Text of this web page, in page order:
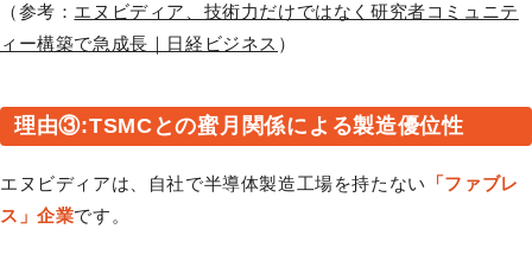
（参考： エヌビディア、技術力だけではなく研究者コミュニテ
ィー構築で急成長｜日経ビジネス ）
理由③:TSMCとの蜜月関係による製造優位性
エヌビディアは、自社で半導体製造工場を持たない
「ファブレ
ス」企業です。